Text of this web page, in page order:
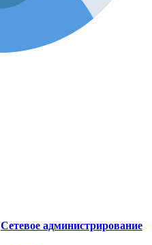
Сетевое администрирование